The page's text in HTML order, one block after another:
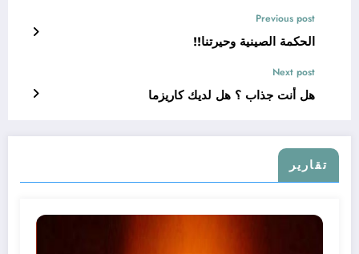
Previous post
الحكمة الصينية وحيرتنا!!
Next post
هل أنت جذاب ؟ هل لديك كاريزما
تقارير